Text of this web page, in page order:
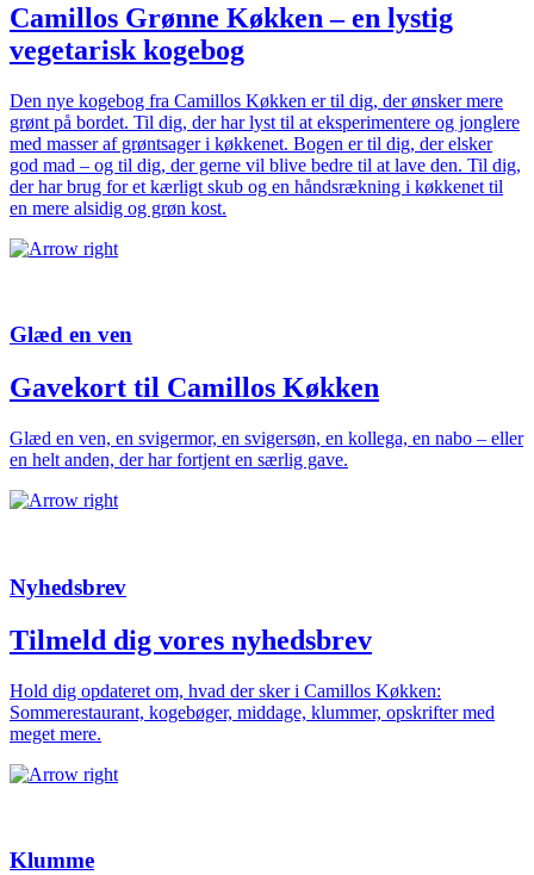
Camillos Grønne Køkken – en lystig
vegetarisk kogebog
Den nye kogebog fra Camillos Køkken er til dig, der ønsker mere
grønt på bordet. Til dig, der har lyst til at eksperimentere og jonglere
med masser af grøntsager i køkkenet. Bogen er til dig, der elsker
god mad – og til dig, der gerne vil blive bedre til at lave den. Til dig,
der har brug for et kærligt skub og en håndsrækning i køkkenet til
en mere alsidig og grøn kost.
Glæd en ven
Gavekort til Camillos Køkken
Glæd en ven, en svigermor, en svigersøn, en kollega, en nabo – eller
en helt anden, der har fortjent en særlig gave.
Nyhedsbrev
Tilmeld dig vores nyhedsbrev
Hold dig opdateret om, hvad der sker i Camillos Køkken:
Sommerestaurant, kogebøger, middage, klummer, opskrifter med
meget mere.
Klumme